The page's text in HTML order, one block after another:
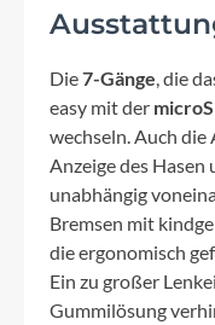
Die7-Gänge, die
easy mit der
wechseln. Auch
Anzeige des Hasen
unabhängig
Bremsen mit
die ergonomisch
Ein zu großer
Gummilösung